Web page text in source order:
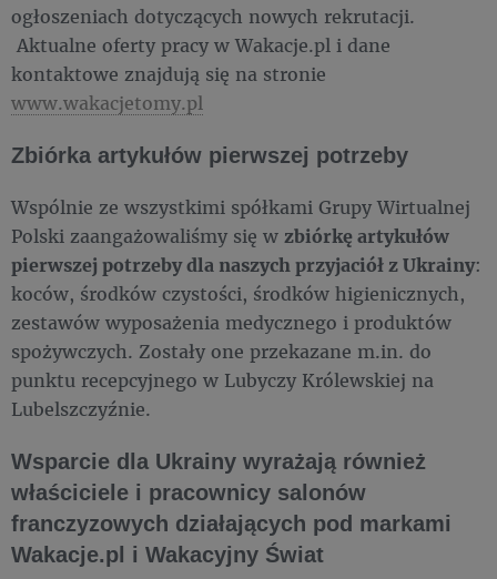
ogłoszeniach dotyczących nowych rekrutacji.
Aktualne oferty pracy w Wakacje.pl i dane
kontaktowe znajdują się na stronie
www.wakacjetomy.pl
Zbiórka artykułów pierwszej potrzeby
Wspólnie ze wszystkimi spółkami Grupy Wirtualnej
Polski zaangażowaliśmy się w zbiórkę artykułów
pierwszej potrzeby dla naszych przyjaciół z Ukrainy:
koców, środków czystości, środków higienicznych,
zestawów wyposażenia medycznego i produktów
spożywczych. Zostały one przekazane m.in. do
punktu recepcyjnego w Lubyczy Królewskiej na
Lubelszczyźnie.
Wsparcie dla Ukrainy wyrażają również
właściciele i pracownicy salonów
franczyzowych działających pod markami
Wakacje.pl i Wakacyjny Świat